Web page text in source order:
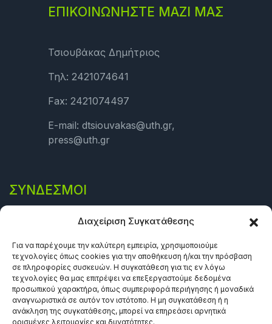
Διαχείριση Συγκατάθεσης
Για να παρέχουμε την καλύτερη εμπειρία, χρησιμοποιούμε
τεχνολογίες όπως cookies για την αποθήκευση ή/και την πρόσβαση
σε πληροφορίες συσκευών. Η συγκατάθεση για τις εν λόγω
τεχνολογίες θα μας επιτρέψει να επεξεργαστούμε δεδομένα
προσωπικού χαρακτήρα, όπως συμπεριφορά περιήγησης ή μοναδικά
αναγνωριστικά σε αυτόν τον ιστότοπο. Η μη συγκατάθεση ή η
ανάκληση της συγκατάθεσης, μπορεί να επηρεάσει αρνητικά
ορισμένες λειτουργίες και δυνατότητες.
ΕΠΙΚΟΙΝΩΝΗΣΤΕ ΜΑΖΙ ΜΑΣ
Τσιουβάκας Δημήτριος
Τηλ: 2421074641
Fax: 2421074497
E-mail: dtsiouvakas@uth.gr,
press@uth.gr
ΣΎΝΔΕΣΜΟΙ
Πολιτική Cookies (ΕΕ)